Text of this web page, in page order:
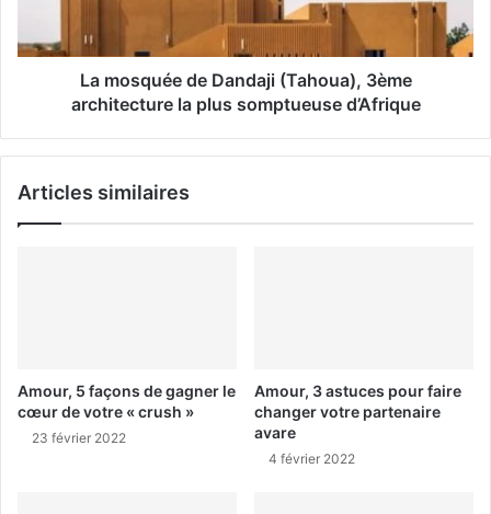
La mosquée de Dandaji (Tahoua), 3ème
architecture la plus somptueuse d’Afrique
Articles similaires
Amour, 5 façons de gagner le
cœur de votre « crush »
23 février 2022
Amour, 3 astuces pour faire
changer votre partenaire
avare
4 février 2022